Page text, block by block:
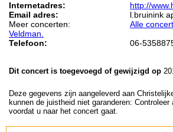
Internetadres:
http://
Email adres:
l.bruinink
Meer concerten:
Alle
Veldman.
Telefoon:
06-
Dit concert is toegevoegd of gewijzigd op
Deze gegevens zijn aangeleverd aan
kunnen de juistheid niet garanderen: Controleer
voordat u naar het concert gaat.